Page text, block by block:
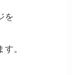
を
。